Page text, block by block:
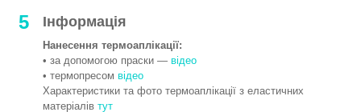
5 Інформація
Нанесення термоаплікації:
• за допомогою праски — відео
• термопресом відео
Характеристики та фото термоаплікації з еластичних
матеріалів тут